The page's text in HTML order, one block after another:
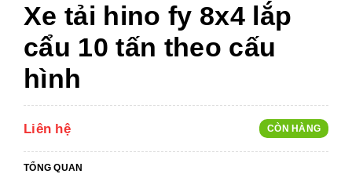
Xe tải hino fy 8x4 lắp
cẩu 10 tấn theo cấu
hình
Liên hệ CÒN HÀNG
TỔNG QUAN